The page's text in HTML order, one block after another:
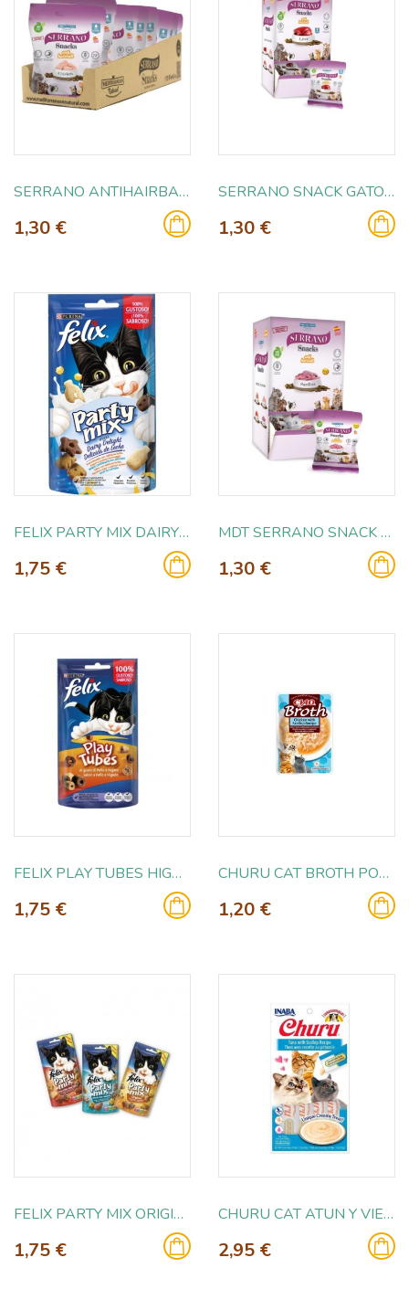
SERRANO ANTIHAIRBALL POLLO 50GR
1,30 €
SERRANO SNACK GATO ANTI HAIRBALL HIGADO
1,30 €
FELIX PARTY MIX DAIRY DELIGHT 60GR
1,75 €
MDT SERRANO SNACK GATOS SARDINA SALUD BUCAL 50 GR
1,30 €
FELIX PLAY TUBES HIGADO Y POLLO 50GR
1,75 €
CHURU CAT BROTH POLLO CON VIEIRA 40GR
1,20 €
FELIX PARTY MIX ORIGINAL 60GR
1,75 €
CHURU CAT ATUN Y VIEIRA 4X14GR
2,95 €